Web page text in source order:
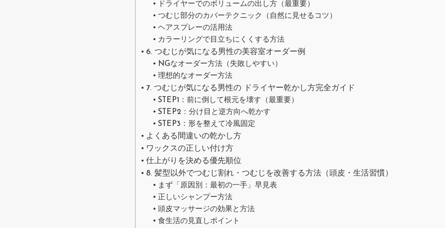
ドライヤーでのボリュームの出し方（最重要）
つむじ部分のカバーテクニック（自然に見せるコツ）
ヘアスプレーの活用法
カラーリングで目立ちにくくする方法
6. つむじが気になる男性の美容室オーダー例
NGなオーダー方法（失敗しやすい）
理想的なオーダー方法
7. つむじが気になる男性の ドライヤー乾かし方完全ガイド
STEP1：前に倒して根元を壊す（最重要）
STEP2：分け目と逆方向へ乾かす
STEP3：形を整えて冷風固定
よくある間違いの乾かし方
ワックスの正しい付け方
仕上がりを決める優先順位
8. 髪型以外でつむじ割れ・つむじを改善する方法（頭皮・生活習慣）
まず「原因別：最初の一手」早見表
正しいシャンプー方法
頭皮マッサージの効果と方法
食生活の見直しポイント